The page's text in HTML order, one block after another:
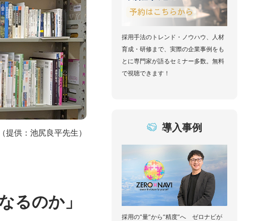
（提供：池尻良平先生）
るのか」
採用手法のトレンド・ノウハウ、人材
育成・研修まで、実際の企業事例をも
とに専門家が語るセミナー多数。無料
で視聴できます！
導入事例
採用の“量”から“精度”へ ゼロナビが